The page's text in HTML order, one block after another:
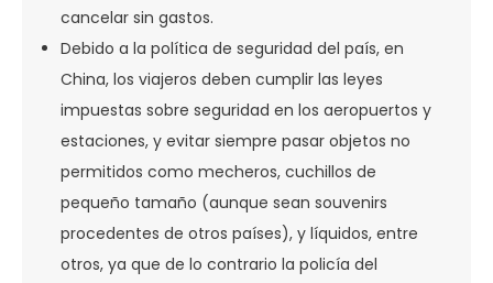
cancelar sin gastos.
Debido a la política de seguridad del país, en
China, los viajeros deben cumplir las leyes
impuestas sobre seguridad en los aeropuertos y
estaciones, y evitar siempre pasar objetos no
permitidos como mecheros, cuchillos de
pequeño tamaño (aunque sean souvenirs
procedentes de otros países), y líquidos, entre
otros, ya que de lo contrario la policía del